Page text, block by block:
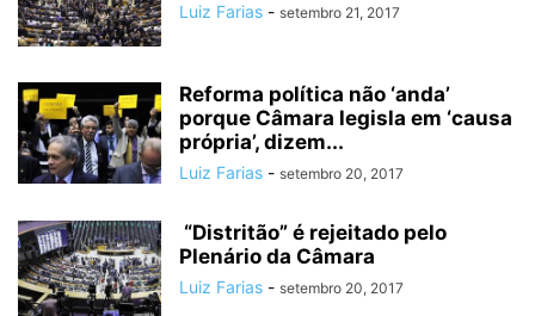
Luiz Farias - setembro 21, 2017
Reforma política não ‘anda’
porque Câmara legisla em ‘causa
própria’, dizem...
Luiz Farias - setembro 20, 2017
“Distritão” é rejeitado pelo
Plenário da Câmara
Luiz Farias - setembro 20, 2017